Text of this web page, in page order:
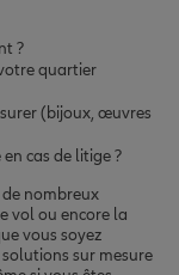
?
quartier
(bijoux, œuvres
cas de litige ?
nombreux
vol ou encore la
vous soyez
sur mesure